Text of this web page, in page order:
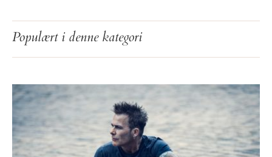
Populært i denne kategori